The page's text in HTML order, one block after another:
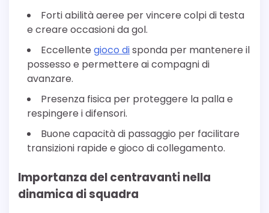
Forti abilità aeree per vincere colpi di testa
e creare occasioni da gol.
Eccellente gioco disponda per mantenere il
possesso e permettere ai compagni di
avanzare.
Presenza fisica per proteggere la palla e
respingere i difensori.
Buone capacità di passaggio per facilitare
transizioni rapide e gioco di collegamento.
Importanza del centravanti nella
dinamica di squadra